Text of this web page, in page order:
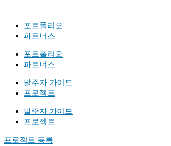
포트폴리오
파트너스
포트폴리오
파트너스
발주자 가이드
프로젝트
발주자 가이드
프로젝트
프로젝트 등록